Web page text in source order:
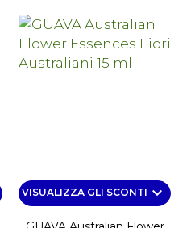
VISUALIZZA GLI SCONTI keyboard_arrow_down